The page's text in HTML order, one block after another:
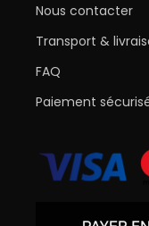
Nous contacter
Transport &
FAQ
Paiement